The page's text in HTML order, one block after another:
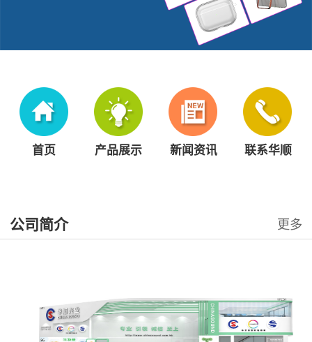
首页 产品展示 新闻资讯 联系华顺
公司简介 更多